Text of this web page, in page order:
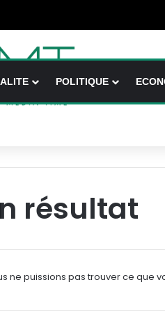
POLITIQUE
résultat
ne puissions pas trouver ce que